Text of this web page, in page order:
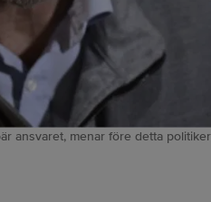
ansvaret, menar före detta